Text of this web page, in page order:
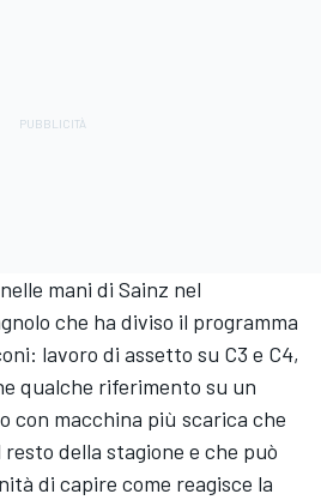
mani di Sainz nel
che ha diviso il programma
lavoro di assetto su C3 e C4,
qualche riferimento su un
con macchina più scarica che
della stagione e che può
di capire come reagisce la